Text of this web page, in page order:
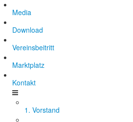
Media
Download
Vereinsbeitritt
Marktplatz
Kontakt
1. Vorstand